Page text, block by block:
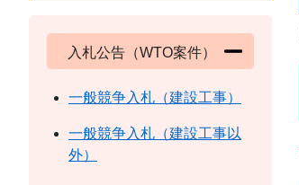
入札公告（WTO案件）
一般競争入札（建設工事）
一般競争入札（建設工事以
外）